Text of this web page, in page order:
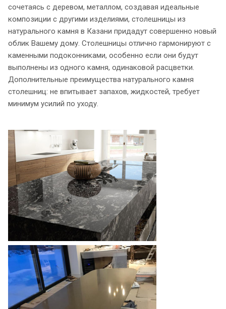
сочетаясь с деревом, металлом, создавая идеальные
композиции с другими изделиями, столешницы из
натурального камня в Казани придадут совершенно новый
облик Вашему дому. Столешницы отлично гармонируют с
каменными подоконниками, особенно если они будут
выполнены из одного камня, одинаковой расцветки.
Дополнительные преимущества натурального камня
столешниц: не впитывает запахов, жидкостей, требует
минимум усилий по уходу.